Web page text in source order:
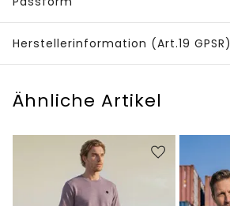
Herstellerinformation (Art.19 GPSR)
Ähnliche Artikel